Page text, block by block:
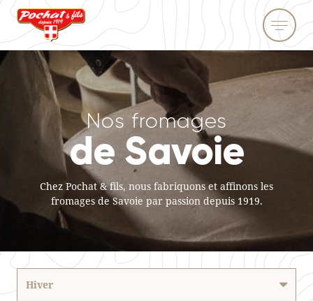
Nos fromages
de Savoie
Chez Pochat & fils, nous fabriquons et affinons les
fromages de Savoie par passion depuis 1919.
Hiver